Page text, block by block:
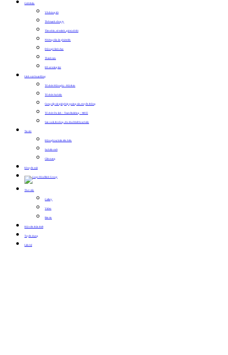
Giới thiệu
Về chúng tôi
Thế mạnh công ty
Tầm nhìn, sứ mệnh, giá trị cốt lõi
Những dấu ấn phát triển
Đội ngũ lãnh đạo
Thành tựu
Hồ sơ năng lực
Lĩnh vực hoạt động
Tổ chức Hội nghị – Hội thảo
Tổ chức Sự kiện
Cung cấp các giải pháp quảng cáo, truyền thông
Tổ chức Du lịch – Team Building – MICE
Sản xuất, thi công, cho thuê thiết bị sự kiện
Tin tức
Hội nghị sự kiện tiêu biểu
Sự kiện mới
Cẩm nang
Khuyến mãi
Thư viện
Gallery
Video
Bản tin
Hội viên thân thiết
Tuyển dụng
Liên hệ